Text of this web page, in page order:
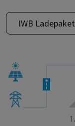
IWB Ladepaket